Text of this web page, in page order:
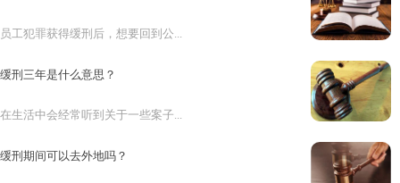
员工犯罪获得缓刑后，想要回到公...
缓刑三年是什么意思？
在生活中会经常听到关于一些案子...
缓刑期间可以去外地吗？